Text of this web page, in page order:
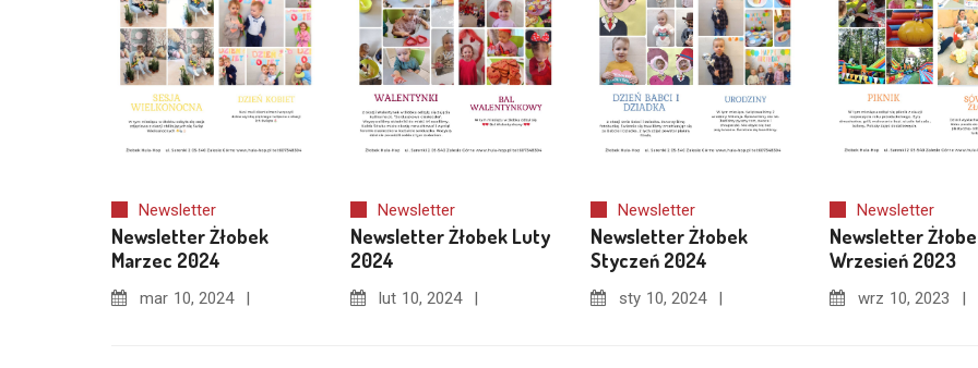
Newsletter
Newsletter Żłobek
Marzec 2024
mar 10, 2024
Newsletter
Newsletter Żłobek Luty
2024
lut 10, 2024
Newsletter
Newsletter Żłobek
Styczeń 2024
sty 10, 2024
Newsletter
Newsletter
Wrzesień 2023
wrz 10, 2023